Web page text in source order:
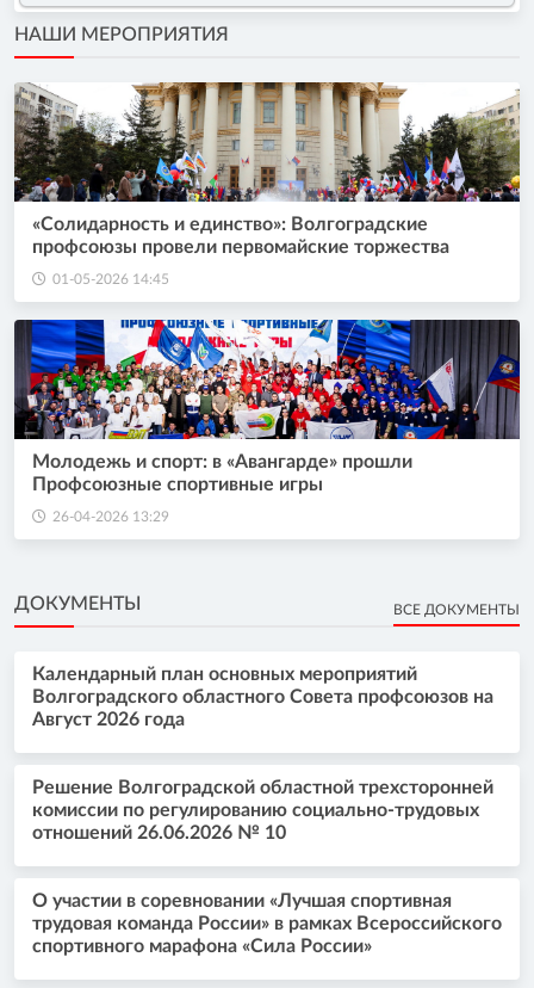
НАШИ МЕРОПРИЯТИЯ
«Солидарность и единство»: Волгоградские
профсоюзы провели первомайские торжества
01-05-2026 14:45
Молодежь и спорт: в «Авангарде» прошли
Профсоюзные спортивные игры
26-04-2026 13:29
ДОКУМЕНТЫ ВСЕ ДОКУМЕНТЫ
Календарный план основных мероприятий
Волгоградского областного Совета профсоюзов на
Август 2026 года
Решение Волгоградской областной трехсторонней
комиссии по регулированию социально-трудовых
отношений 26.06.2026 № 10
О участии в соревновании «Лучшая спортивная
трудовая команда России» в рамках Всероссийского
спортивного марафона «Сила России»